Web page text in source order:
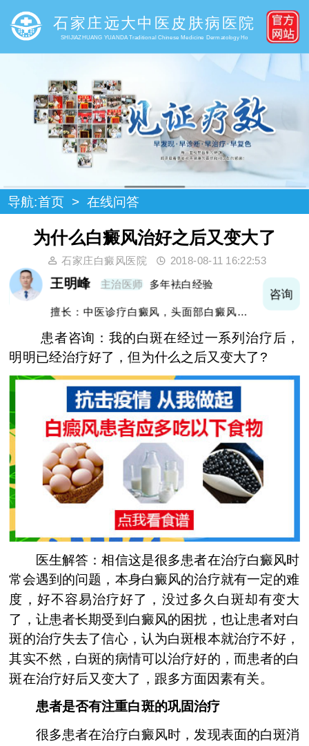
石家庄远大中医皮肤病医院
SHIJIAZHUANG YUANDA Traditional Chinese Medicine Dermatology Ho
导航:首页 > 在线问答
为什么白癜风治好之后又变大了
石家庄白癜风医院 2018-08-11 16:22:53
王明峰 主治医师 多年袪白经验
擅长：中医诊疗白癜风，头面部白癜风，青
咨询
患者咨询：我的白斑在经过一系列治疗后，
明明已经治疗好了，但为什么之后又变大了?
医生解答：相信这是很多患者在治疗白癜风时
常会遇到的问题，本身白癜风的治疗就有一定的难
度，好不容易治疗好了，没过多久白斑却有变大
了，让患者长期受到白癜风的困扰，也让患者对白
斑的治疗失去了信心，认为白斑根本就治疗不好，
其实不然，白斑的病情可以治疗好的，而患者的白
斑在治疗好后又变大了，跟多方面因素有关。
患者是否有注重白斑的巩固治疗
很多患者在治疗白癜风时，发现表面的白斑消